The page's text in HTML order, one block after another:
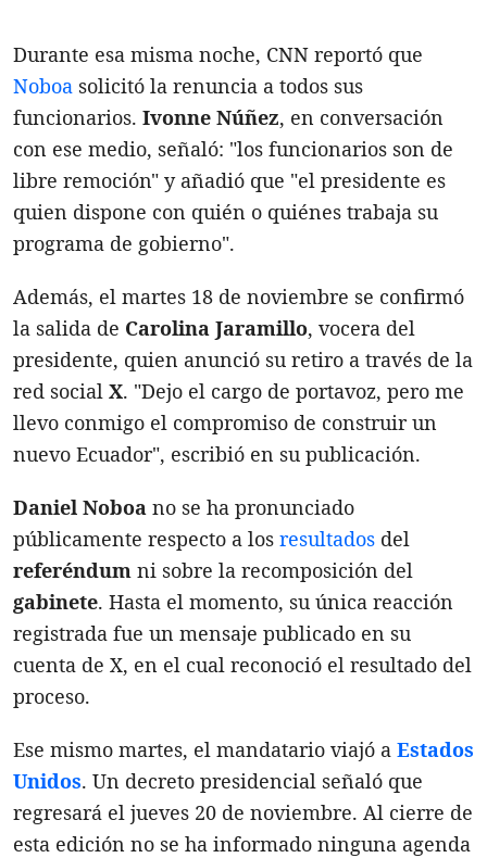
Durante esa misma noche, CNN reportó que
Noboa solicitó la renuncia a todos sus
funcionarios. Ivonne Núñez, en conversación
con ese medio, señaló: "los funcionarios son de
libre remoción" y añadió que "el presidente es
quien dispone con quién o quiénes trabaja su
programa de gobierno".
Además, el martes 18 de noviembre se confirmó
la salida de Carolina Jaramillo, vocera del
presidente, quien anunció su retiro a través de la
red social X. "Dejo el cargo de portavoz, pero me
llevo conmigo el compromiso de construir un
nuevo Ecuador", escribió en su publicación.
Daniel Noboa no se ha pronunciado
públicamente respecto a los resultados del
referéndum ni sobre la recomposición del
gabinete. Hasta el momento, su única reacción
registrada fue un mensaje publicado en su
cuenta de X, en el cual reconoció el resultado del
proceso.
Ese mismo martes, el mandatario viajó a Estados
Unidos. Un decreto presidencial señaló que
regresará el jueves 20 de noviembre. Al cierre de
esta edición no se ha informado ninguna agenda